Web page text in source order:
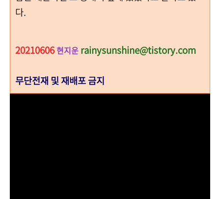
다.
20210606현지운 rainysunshine@tistory.com
무단전재 및 재배포 금지